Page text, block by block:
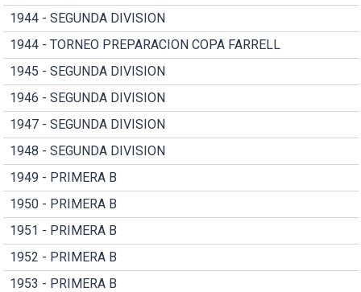
1944 - SEGUNDA DIVISION
1944 - TORNEO PREPARACION COPA FARRELL
1945 - SEGUNDA DIVISION
1946 - SEGUNDA DIVISION
1947 - SEGUNDA DIVISION
1948 - SEGUNDA DIVISION
1949 - PRIMERA B
1950 - PRIMERA B
1951 - PRIMERA B
1952 - PRIMERA B
1953 - PRIMERA B